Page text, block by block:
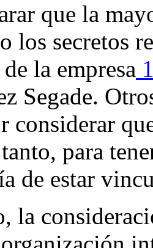
que la
los secretos
la empresa
Segade.
considerar
para
de estar
la